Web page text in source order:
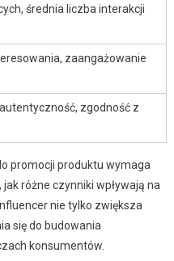
średnia liczba interakcji
zaangażowanie
zgodność z
promocji produktu wymaga
różne czynniki wpływają na
nie tylko zwiększa
się do budowania
konsumentów.